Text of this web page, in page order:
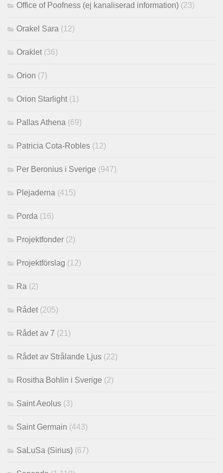
Office of Poofness (ej kanaliserad information) (23)
Orakel Sara (12)
Oraklet (36)
Orion (7)
Orion Starlight (1)
Pallas Athena (69)
Patricia Cota-Robles (12)
Per Beronius i Sverige (947)
Plejaderna (415)
Porda (16)
Projektfonder (2)
Projektförslag (12)
Ra (2)
Rådet (205)
Rådet av 7 (21)
Rådet av Strålande Ljus (22)
Rositha Bohlin i Sverige (2)
Saint Aeolus (3)
Saint Germain (443)
SaLuSa (Sirius) (67)